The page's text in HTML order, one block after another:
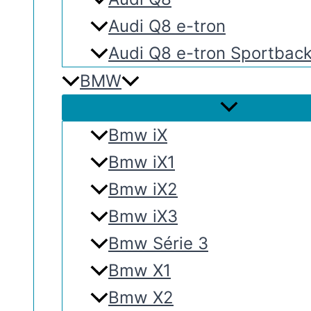
Audi Q8 e-tron
Audi Q8 e-tron
BMW
Bmw iX
Bmw iX1
Bmw iX2
Bmw iX3
Bmw Série 3
Bmw X1
Bmw X2